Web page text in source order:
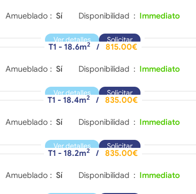
Amueblado : Sí Disponibilidad : Immediato
Ver detalles Solicitar
T1 - 18.6m2 / 815.00€
Amueblado : Sí Disponibilidad : Immediato
Ver detalles Solicitar
T1 - 18.4m2 / 835.00€
Amueblado : Sí Disponibilidad : Immediato
Ver detalles Solicitar
T1 - 18.2m2 / 835.00€
Amueblado : Sí Disponibilidad : Immediato